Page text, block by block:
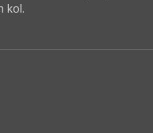
kol.